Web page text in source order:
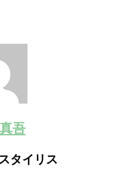
吾
タイリス